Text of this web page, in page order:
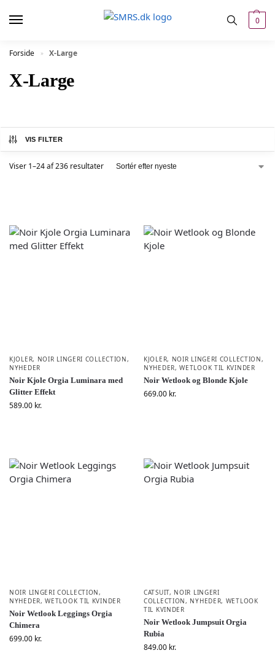
0
Forside » X-Large
X-Large
VIS FILTER
Viser 1–24 af 236 resultater
KJOLER, NOIR LINGERI COLLECTION,
NYHEDER
Noir Kjole Orgia Luminara med
Glitter Effekt
589.00 kr.
KJOLER, NOIR LINGERI COLLECTION,
NYHEDER,WETLOOK TIL KVINDER
Noir Wetlook og Blonde Kjole
669.00 kr.
NOIR LINGERI COLLECTION,
NYHEDER,WETLOOK TIL KVINDER
Noir Wetlook Leggings Orgia
Chimera
699.00 kr.
CATSUIT, NOIR LINGERI
COLLECTION, NYHEDER, WETLOOK
TIL KVINDER
Noir Wetlook Jumpsuit Orgia
Rubia
849.00 kr.